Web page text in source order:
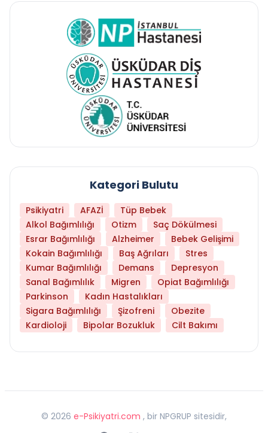
Kategori Bulutu
Psikiyatri AFAZİ
Tüp Bebek
Alkol Bağımlılığı
Otizm
Saç Dökülmesi
Esrar Bağımlılığı
Alzheimer
Bebek Gelişimi
Kokain Bağımlılığı
Baş Ağrıları
Stres
Kumar Bağımlılığı
Demans
Depresyon
Sanal Bağımlılık
Migren
Opiat Bağımlılığı
Parkinson
Kadın Hastalıkları
Sigara Bağımlılığı
Şizofreni
Obezite
Kardioloji
Bipolar Bozukluk Cilt Bakımı
© 2026 e-Psikiyatri.com , bir NPGRUP sitesidir,